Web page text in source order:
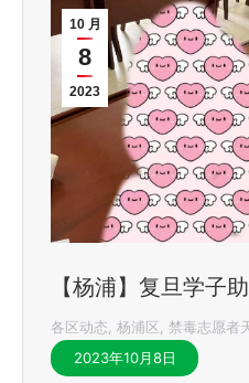
10 月
8
2023
【杨浦】复旦学子
各区动态 杨浦区 禁毒志愿者
2023年10月8日